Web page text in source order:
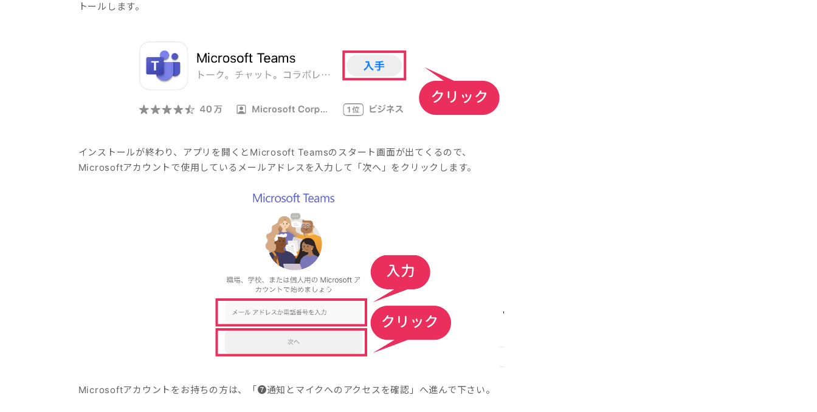
トールします。
インストールが終わり、アプリを開くとMicrosoft Teamsのスタート画面が出てくるので、
Microsoftアカウントで使用しているメールアドレスを入力して「次へ」をクリックします。
Microsoftアカウントをお持ちの方は、「❼通知とマイクへのアクセスを確認」へ進んで下さい。